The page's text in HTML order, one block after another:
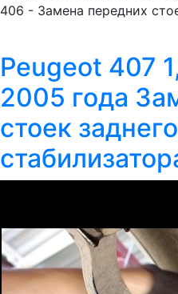
406 - Замена передних
Peugeot 407
2005 года
стоек заднего